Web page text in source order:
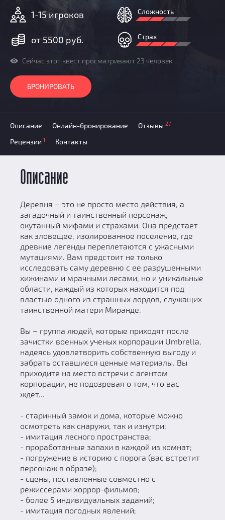
Новости
Партнерам
1-15 игроков
от 5500 руб.
Сложность
Страх
Сейчас этот квест просматривают 23 человек
БРОНИРОВАТЬ
Описание Онлайн-бронирование Отзывы 27
Рецензии 1 Контакты
Описание
Деревня – это не просто место действия, а
загадочный и таинственный персонаж,
окутанный мифами и страхами. Она предстает
как зловещее, изолированное поселение, где
древние легенды переплетаются с ужасными
мутациями. Вам предстоит не только
исследовать саму деревню с ее разрушенными
хижинами и мрачными лесами, но и уникальные
области, каждый из которых находится под
властью одного из страшных лордов, служащих
таинственной матери Миранде.
Вы – группа людей, которые приходят после
зачистки военных ученых корпорации Umbrella,
надеясь удовлетворить собственную выгоду и
забрать оставшиеся ценные материалы. Вы
приходите на место встречи с агентом
корпорации, не подозревая о том, что вас
ждет...
- старинный замок и дома, которые можно
осмотреть как снаружи, так и изнутри;
- имитация лесного пространства;
- проработанные запахи в каждой из комнат;
- погружение в историю с порога (вас встретит
персонаж в образе);
- сцены, поставленные совместно с
режиссерами хоррор-фильмов;
- более 5 индивидуальных заданий;
- имитация погодных явлений;